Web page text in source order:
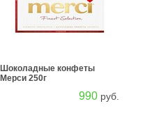
Шоколадные конфеты
Мерси 250г
990руб.